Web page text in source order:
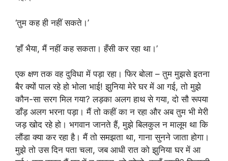
‘तुम कह ही नहीं सकते।’
‘हाँ भैया, मैं नहीं कह सकता। हँसी कर रहा था।’
एक क्षण तक वह दुविधा में पड़ा रहा। फिर बोला – तुम मुझसे इतना
बैर क्यों पाल रहे हो भोला भाई! झुनिया मेरे घर में आ गई, तो मुझे
कौन-सा सरग मिल गया? लड़का अलग हाथ से गया, दो सौ रूपया
डाँड़ अलग भरना पड़ा। मैं तो कहीं का न रहा और अब तुम भी मेरी
जड़ खोद रहे हो। भगवान जानते हैं, मुझे बिलकुल न मालूम था कि
लौंडा क्या कर रहा है। मैं तो समझता था, गाना सुनने जाता होगा।
मुझे तो उस दिन पता चला, जब आधी रात को झुनिया घर में आ